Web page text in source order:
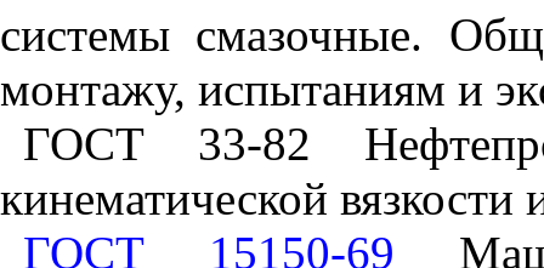
системы смазочные.
монтажу, испытаниям и
ГОСТ 33-82
кинематической вязкости
ГОСТ 15150-69